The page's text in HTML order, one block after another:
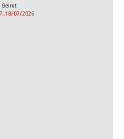
Beirut
18/07/2026, 5:07 ص